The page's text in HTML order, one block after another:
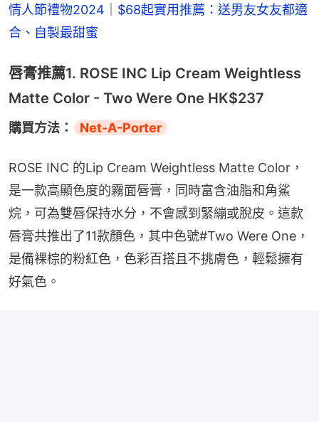
情人節禮物2024｜$68起實用推薦：送男友女友都適
合、自製最甜蜜
唇膏推薦1. ROSE INC Lip Cream Weightless
Matte Color - Two Were One HK$237
購買方法： Net-A-Porter
ROSE INC 的Lip Cream Weightless Matte Color，
是一款高顯色度的霧面唇膏，同時富含油脂和角鯊
烷，可為雙唇保持水分，不會感到緊繃或脫皮。這款
唇膏共推出了11款顏色，其中色號#Two Were One，
是備裸棕的粉紅色，色彩百搭且不挑膚色，輕鬆擁有
好氣色。